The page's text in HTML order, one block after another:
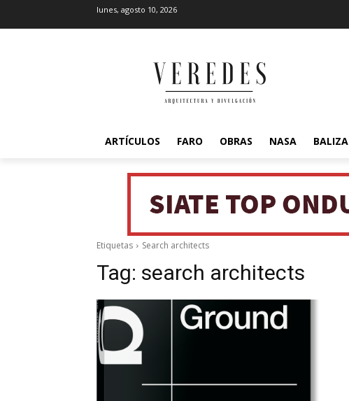
lunes, agosto 10, 2026
ARTÍCULOS FARO OBRAS NASA BALIZA
Etiquetas Search architects
Tag: search architects